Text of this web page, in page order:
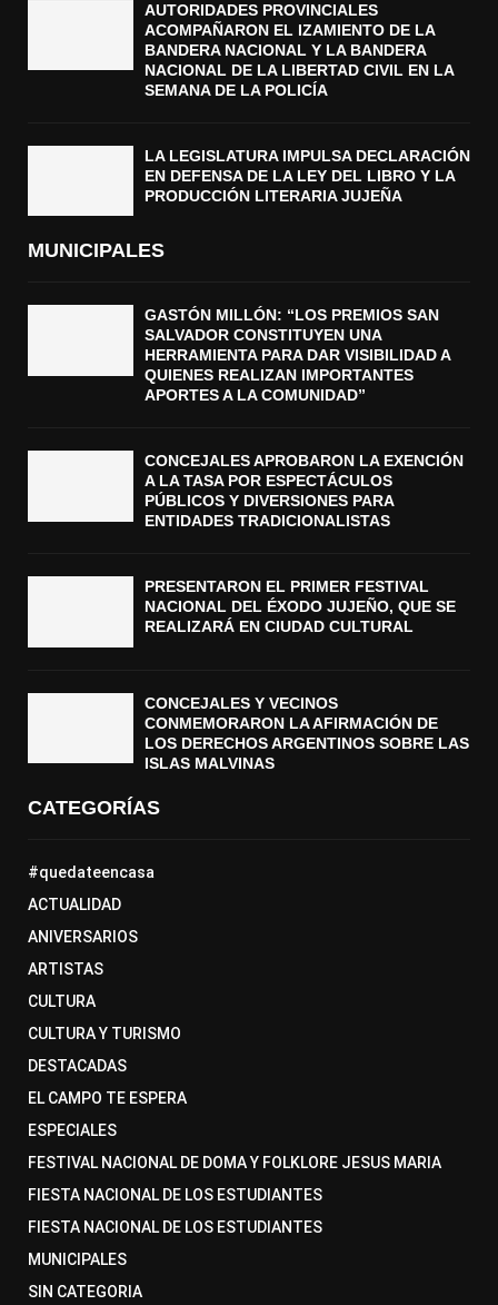
AUTORIDADES PROVINCIALES
ACOMPAÑARON EL IZAMIENTO DE LA
BANDERA NACIONAL Y LA BANDERA
NACIONAL DE LA LIBERTAD CIVIL EN LA
SEMANA DE LA POLICÍA
LA LEGISLATURA IMPULSA DECLARACIÓN
EN DEFENSA DE LA LEY DEL LIBRO Y LA
PRODUCCIÓN LITERARIA JUJEÑA
MUNICIPALES
GASTÓN MILLÓN: “LOS PREMIOS SAN
SALVADOR CONSTITUYEN UNA
HERRAMIENTA PARA DAR VISIBILIDAD A
QUIENES REALIZAN IMPORTANTES
APORTES A LA COMUNIDAD”
CONCEJALES APROBARON LA EXENCIÓN
A LA TASA POR ESPECTÁCULOS
PÚBLICOS Y DIVERSIONES PARA
ENTIDADES TRADICIONALISTAS
PRESENTARON EL PRIMER FESTIVAL
NACIONAL DEL ÉXODO JUJEÑO, QUE SE
REALIZARÁ EN CIUDAD CULTURAL
CONCEJALES Y VECINOS
CONMEMORARON LA AFIRMACIÓN DE
LOS DERECHOS ARGENTINOS SOBRE LAS
ISLAS MALVINAS
CATEGORÍAS
#quedateencasa
ACTUALIDAD
ANIVERSARIOS
ARTISTAS
CULTURA
CULTURA Y TURISMO
DESTACADAS
EL CAMPO TE ESPERA
ESPECIALES
FESTIVAL NACIONAL DE DOMA Y FOLKLORE JESUS MARIA
FIESTA NACIONAL DE LOS ESTUDIANTES
FIESTA NACIONAL DE LOS ESTUDIANTES
MUNICIPALES
SIN CATEGORIA